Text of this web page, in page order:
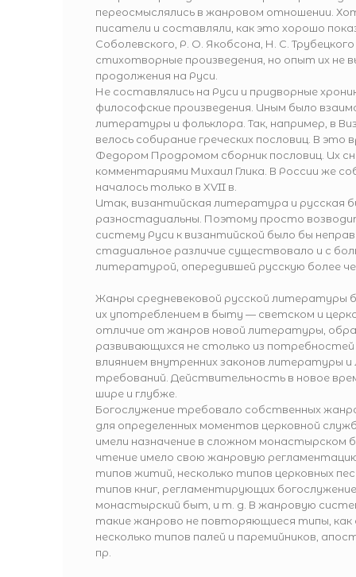
переосмыслялись в жанровом отношении.
писатели и составляли, как это хорошо
Соболевского, Р. О. Якобсона, Н. С.
стихотворные произведения, но опыт их не
продолжения на Руси.
Не составлялись на Руси и придворные
философские произведения. Иным было
литературы и фольклора. Так, например, в
велось собирание греческих пословиц. В это
Федором Продромом сборник пословиц. Их
комментариями Михаил Глика. В России же
началось только в XVII в.
Итак, византийская литература и русская
разностадиальны. Поэтому просто
систему Руси к византийской было бы
стадиальное различие существовало и с
литературой, опередившей русскую более
Жанры средневековой русской литературы
их употреблением в быту — светском и
отличие от жанров новой литературы,
развивающихся не столько из потребностей
влиянием внутренних законов литературы
требований. Действительность в новое
шире и глубже.
Богослужение требовало собственных
для определенных моментов церковной
имели назначение в сложном монастырском
чтение имело свою жанровую
типов житий, несколько типов церковных
типов книг, регламентирующих
монастырский быт, и т. д. В жанровую
такие жанрово не повторяющиеся типы, как
несколько типов палей и паремийников,
пр.